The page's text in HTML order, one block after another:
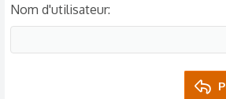
Nom d'utilisateur